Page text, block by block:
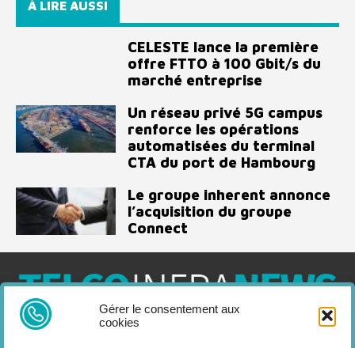
Gérer le consentement aux
cookies
À LIRE AUSSI
CELESTE lance la première
offre FTTO à 100 Gbit/s du
marché entreprise
Un réseau privé 5G campus
renforce les opérations
automatisées du terminal
CTA du port de Hambourg
Le groupe inherent annonce
l’acquisition du groupe
Connect
Telco Infra News est un média dédié aux acteurs des télécoms